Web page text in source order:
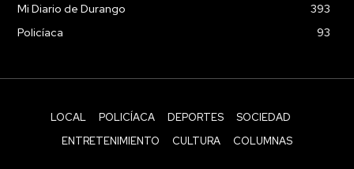
Mi Diario de Durango
393
Policíaca
93
LOCAL POLICÍACA DEPORTES
SOCIEDAD
ENTRETENIMIENTO
CULTURA COLUMNAS